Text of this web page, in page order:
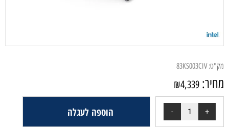
מק"ט: 83KS003CIV
מחיר: ₪4,339
הוספה לעגלה